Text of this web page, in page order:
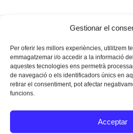
Gestionar el
Per oferir les millors experiències, utilitzem
emmagatzemar i/o accedir a la informació
aquestes tecnologies ens permetrà
de navegació o els identificadors únics en
retirar el consentiment, pot afectar
funcions.
Acceptar
importància de cada hora
Texts Legals